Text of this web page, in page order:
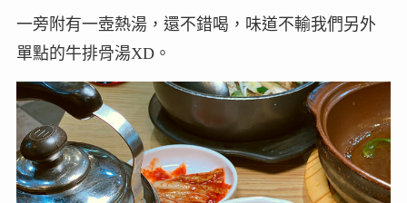
一旁附有一壺熱湯，還不錯喝，味道不輸我們另外
單點的牛排骨湯XD。